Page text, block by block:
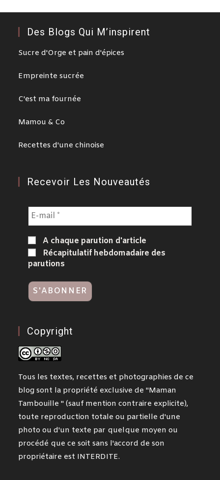
Des Blogs Qui M’inspirent
Sucre d'Orge et pain d'épices
Empreinte sucrée
C'est ma fournée
Mamou & Co
Recettes d'une chinoise
Recevoir Les Nouveautés
A chaque parution d'article
Récapitulatif hebdomadaire des
parutions
Copyright
Tous les textes, recettes et photographies de ce
blog sont la propriété exclusive de "Maman
Tambouille " (sauf mention contraire explicite),
toute reproduction totale ou partielle d'une
photo ou d'un texte par quelque moyen ou
procédé que ce soit sans l'accord de son
propriétaire est INTERDITE.